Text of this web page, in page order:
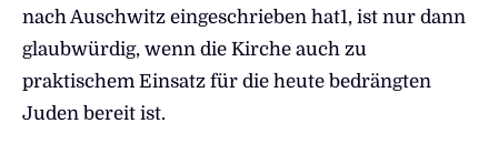
nach Auschwitz eingeschrieben hat1, ist nur dann
glaubwürdig, wenn die Kirche auch zu
praktischem Einsatz für die heute bedrängten
Juden bereit ist.